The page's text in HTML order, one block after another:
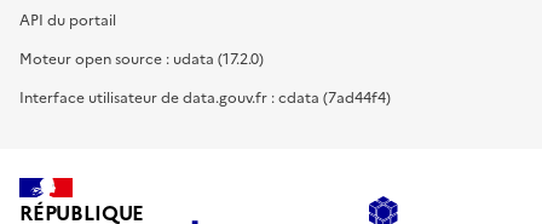
API du portail
Moteur open source : udata (17.2.0)
Interface utilisateur de data.gouv.fr : cdata (7ad44f4)
RÉPUBLIQUE